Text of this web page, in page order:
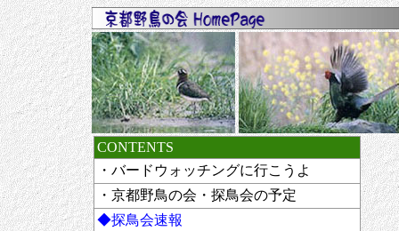
CONTENTS
・バードウォッチングに行こうよ
・京都野鳥の会・探鳥会の予定
◆探鳥会速報